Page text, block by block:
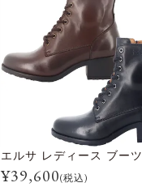
エルサ レディース ブーツ
¥39,600(税込)